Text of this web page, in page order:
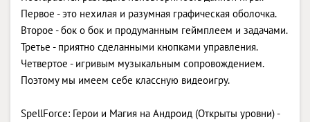
Первое - это нехилая и разумная графическая оболочка.
Второе - бок о бок и продуманным геймплеем и задачами.
Третье - приятно сделанными кнопками управления.
Четвертое - игривым музыкальным сопровождением.
Поэтому мы имеем себе классную видеоигру.
SpellForce: Герои и Магия на Андроид (Открыты уровни) -